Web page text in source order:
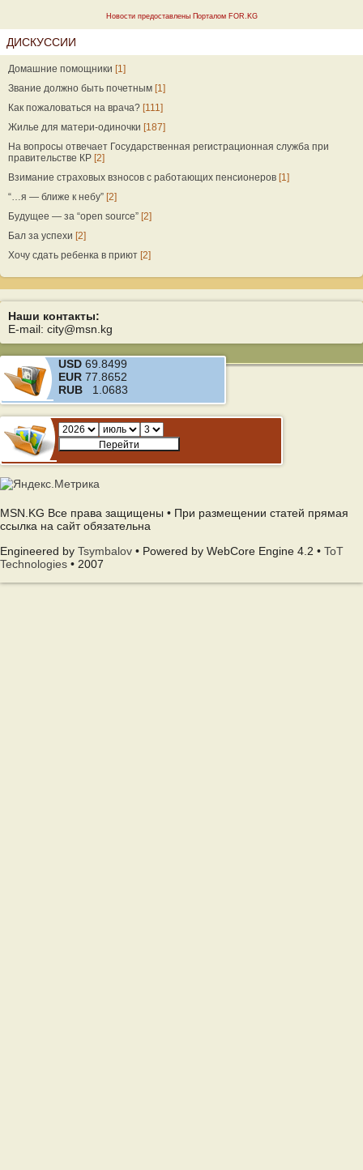
Новости предоставлены Порталом FOR.KG
ДИСКУССИИ
Домашние помощники [1]
Звание должно быть почетным [1]
Как пожаловаться на врача? [111]
Жилье для матери-одиночки [187]
На вопросы отвечает Государственная регистрационная служба при
правительстве КР [2]
Взимание страховых взносов с работающих пенсионеров [1]
“…я — ближе к небу” [2]
Будущее — за “open source” [2]
Бал за успехи [2]
Хочу сдать ребенка в приют [2]
Наши контакты:
E-mail: city@msn.kg
USD 69.8499
EUR 77.8652
RUB 1.0683
MSN.KG Все права защищены • При размещении статей прямая
ссылка на сайт обязательна
Engineered by Tsymbalov • Powered by WebCore Engine 4.2 • ToT
Technologies • 2007